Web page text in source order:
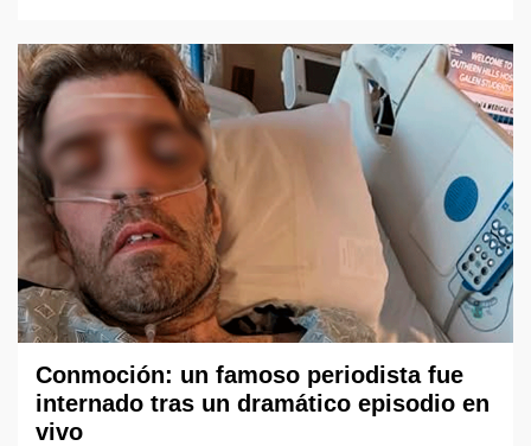
Conmoción: un famoso periodista fue
internado tras un dramático episodio en
vivo